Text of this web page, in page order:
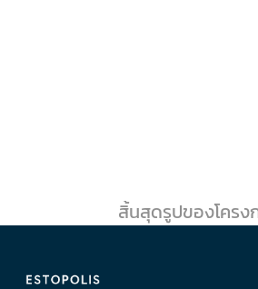
สิ้นสุดรูปของโครง